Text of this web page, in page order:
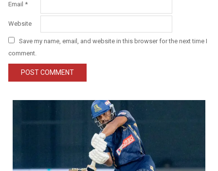
Email *
Website
Save my name, email, and website in this browser for the next time I
comment.